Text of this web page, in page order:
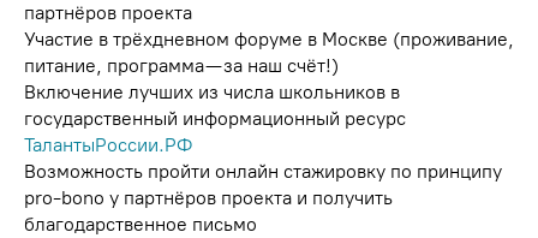
партнёров проекта
Участие в трёхдневном форуме в Москве (проживание,
питание, программа — за наш счёт!)
Включение лучших из числа школьников в
государственный информационный ресурс
ТалантыРоссии.РФ
Возможность пройти онлайн стажировку по принципу
pro-bono у партнёров проекта и получить
благодарственное письмо